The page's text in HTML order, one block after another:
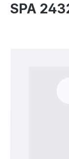
SPA